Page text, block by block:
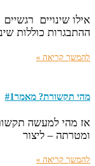
אילו שינויים
ההתבגרות כוללות
להמשך קריאה »
מהי תקשורת? מאמר#1
ומטרתה – ליצור
להמשך קריאה »